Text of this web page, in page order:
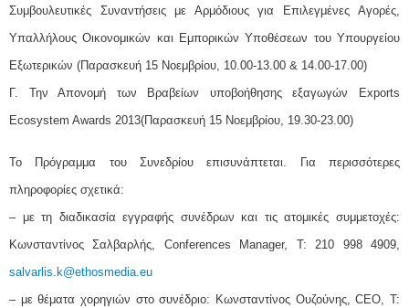
Συμβουλευτικές Συναντήσεις με Αρμόδιους για Επιλεγμένες Aγορές,
Υπαλλήλους Οικονομικών και Εμπορικών Υποθέσεων του Υπουργείου
Εξωτερικών (Παρασκευή 15 Νοεμβρίου, 10.00-13.00 & 14.00-17.00)
Γ. Την Απονομή των Βραβείων υποβοήθησης εξαγωγών Exports
Ecosystem Awards 2013(Παρασκευή 15 Νοεμβρίου, 19.30-23.00)
Το Πρόγραμμα του Συνεδρίου επισυνάπτεται. Για περισσότερες
πληροφορίες σχετικά:
– με τη διαδικασία εγγραφής συνέδρων και τις ατομικές συμμετοχές:
Κωνσταντίνος Σαλβαρλής, Conferences Manager, Τ: 210 998 4909,
salvarlis.k@ethosmedia.eu
– με θέματα χορηγιών στο συνέδριο: Κωνσταντίνος Ουζούνης, CEO, Τ: